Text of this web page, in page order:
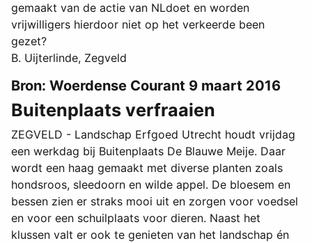
gemaakt van de actie van NLdoet en worden
vrijwilligers hierdoor niet op het verkeerde been
gezet?
B. Uijterlinde, Zegveld
Bron: Woerdense Courant 9 maart 2016
Buitenplaats verfraaien
ZEGVELD - Landschap Erfgoed Utrecht houdt vrijdag
een werkdag bij Buitenplaats De Blauwe Meije. Daar
wordt een haag gemaakt met diverse planten zoals
hondsroos, sleedoorn en wilde appel. De bloesem en
bessen zien er straks mooi uit en zorgen voor voedsel
en voor een schuilplaats voor dieren. Naast het
klussen valt er ook te genieten van het landschap én